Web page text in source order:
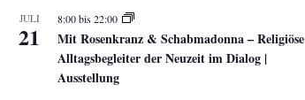
JULI
21
8:00bis22:00
Mit Rosenkranz & Schabmadonna – Religiöse
Alltagsbegleiter der Neuzeit im Dialog |
Ausstellung